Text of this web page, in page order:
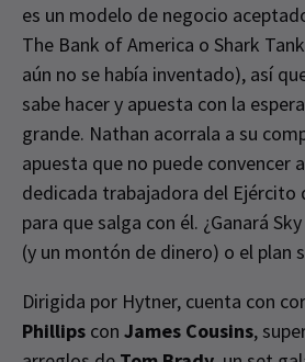
es un modelo de negocio
The Bank of America o Shark
aún no se había inventado), así
sabe hacer y apuesta con la
grande. Nathan acorrala a su
apuesta que no puede convencer
dedicada trabajadora del Ejército
para que salga con él. ¿Ganará
(y un montón de dinero) o el plan
Dirigida por Hytner, cuenta con
Phillips con James Cousins,